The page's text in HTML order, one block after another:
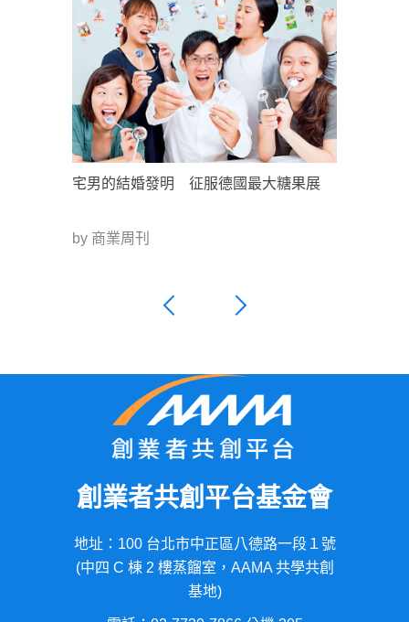
宅男的結婚發明 征服德國最大糖果展
by 商業周刊
創業者共創平台基金會
地址：100 台北市中正區八德路一段１號
(中四 C 棟 2 樓蒸餾室，AAMA 共學共創
基地)